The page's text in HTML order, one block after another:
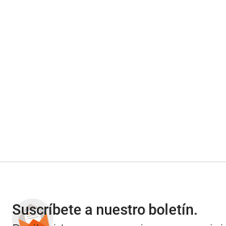
Suscríbete a nuestro boletín.